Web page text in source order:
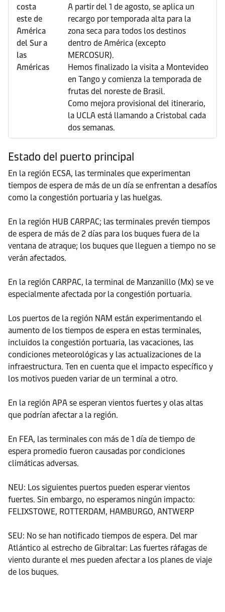
costa
este de
América
del Sur a
las
Américas
A partir del 1 de agosto, se aplica un
recargo por temporada alta para la
zona seca para todos los destinos
dentro de América (excepto
MERCOSUR).
Hemos finalizado la visita a Montevideo
en Tango y comienza la temporada de
frutas del noreste de Brasil.
Como mejora provisional del itinerario,
la UCLA está llamando a Cristobal cada
dos semanas.
Estado del puerto principal
En la región ECSA, las terminales que experimentan
tiempos de espera de más de un día se enfrentan a desafíos
como la congestión portuaria y las huelgas.
En la región HUB CARPAC; las terminales prevén tiempos
de espera de más de 2 días para los buques fuera de la
ventana de atraque; los buques que lleguen a tiempo no se
verán afectados.
En la región CARPAC, la terminal de Manzanillo (Mx) se ve
especialmente afectada por la congestión portuaria.
Los puertos de la región NAM están experimentando el
aumento de los tiempos de espera en estas terminales,
incluidos la congestión portuaria, las vacaciones, las
condiciones meteorológicas y las actualizaciones de la
infraestructura. Ten en cuenta que el impacto específico y
los motivos pueden variar de un terminal a otro.
En la región APA se esperan vientos fuertes y olas altas
que podrían afectar a la región.
En FEA, las terminales con más de 1 día de tiempo de
espera promedio fueron causadas por condiciones
climáticas adversas.
NEU: Los siguientes puertos pueden esperar vientos
fuertes. Sin embargo, no esperamos ningún impacto:
FELIXSTOWE, ROTTERDAM, HAMBURGO, ANTWERP
SEU: No se han notificado tiempos de espera. Del mar
Atlántico al estrecho de Gibraltar: Las fuertes ráfagas de
viento durante el mes pueden afectar a los planes de viaje
de los buques.